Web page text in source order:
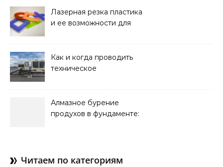
Лазерная резка пластика
и ее возможности для
Как и когда проводить
техническое
Алмазное бурение
продухов в фундаменте:
Читаем по категориям